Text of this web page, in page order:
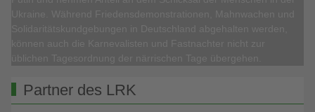
Partner des LRK